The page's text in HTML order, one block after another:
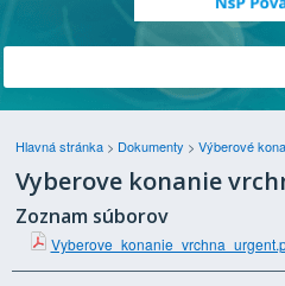
Hlavná stránka > Dokumenty > Výberové
Vyberove konanie
Zoznam súborov